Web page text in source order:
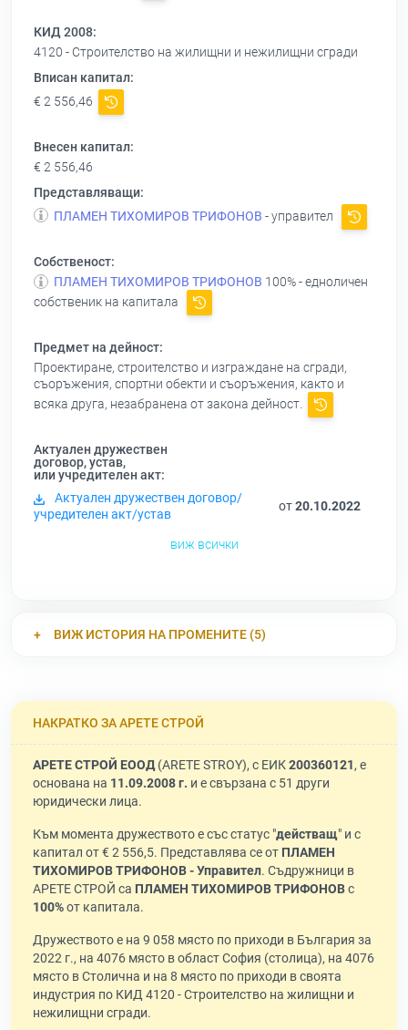
КИД 2008:
4120 - Строителство на жилищни и нежилищни сгради
Вписан капитал:
€ 2 556,46
Внесен капитал:
€ 2 556,46
Представляващи:
ПЛАМЕН ТИХОМИРОВ ТРИФОНОВ - управител
Собственост:
ПЛАМЕН ТИХОМИРОВ ТРИФОНОВ 100% - едноличен
собственик на капитала
Предмет на дейност:
Проектиране, строителство и изграждане на сгради,
съоръжения, спортни обекти и съоръжения, както и
всяка друга, незабранена от закона дейност.
Актуален дружествен
договор, устав,
или учредителен акт:
Актуален дружествен договор/
учредителен акт/устав
от20.10.2022
виж всички
ВИЖ ИСТОРИЯ НА ПРОМЕНИТЕ (5)
НАКРАТКО ЗА АРЕТЕ СТРОЙ
АРЕТЕ СТРОЙ ЕООД(ARETE STROY), с ЕИК200360121, е
основана на 11.09.2008 г. и е свързана с 51 други
юридически лица.
Към момента дружеството е със статус "действащ" и с
капитал от € 2 556,5. Представлява се от ПЛАМЕН
ТИХОМИРОВ ТРИФОНОВ - Управител. Съдружници в
АРЕТЕ СТРОЙ са ПЛАМЕН ТИХОМИРОВ ТРИФОНОВс
100%от капитала.
Дружеството е на 9 058 място по приходи в България за
2022 г., на 4076 място в област София (столица), на 4076
място в Столична и на 8 място по приходи в своята
индустрия по КИД 4120 - Строителство на жилищни и
нежилищни сгради.